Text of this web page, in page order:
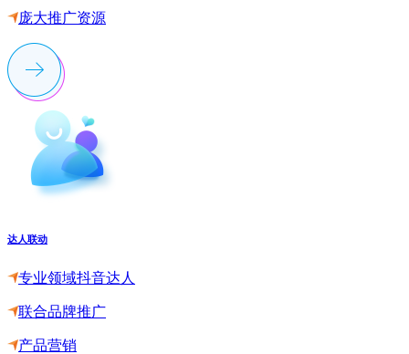
庞大推广资源
达人联动
专业领域抖音达人
联合品牌推广
产品营销